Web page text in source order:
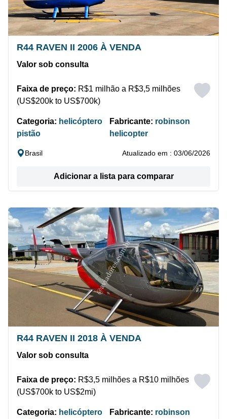
R44 RAVEN II 2006 À VENDA
Valor sob consulta
Faixa de preço: R$1 milhão a R$3,5 milhões
(US$200k to US$700k)
Categoria: helicóptero
pistão
Fabricante: robinson
helicopter
Brasil Atualizado em : 03/06/2026
Adicionar a lista para comparar
R44 RAVEN II 2018 À VENDA
Valor sob consulta
Faixa de preço: R$3,5 milhões a R$10 milhões
(US$700k to US$2mi)
Categoria: helicóptero
Fabricante: robinson